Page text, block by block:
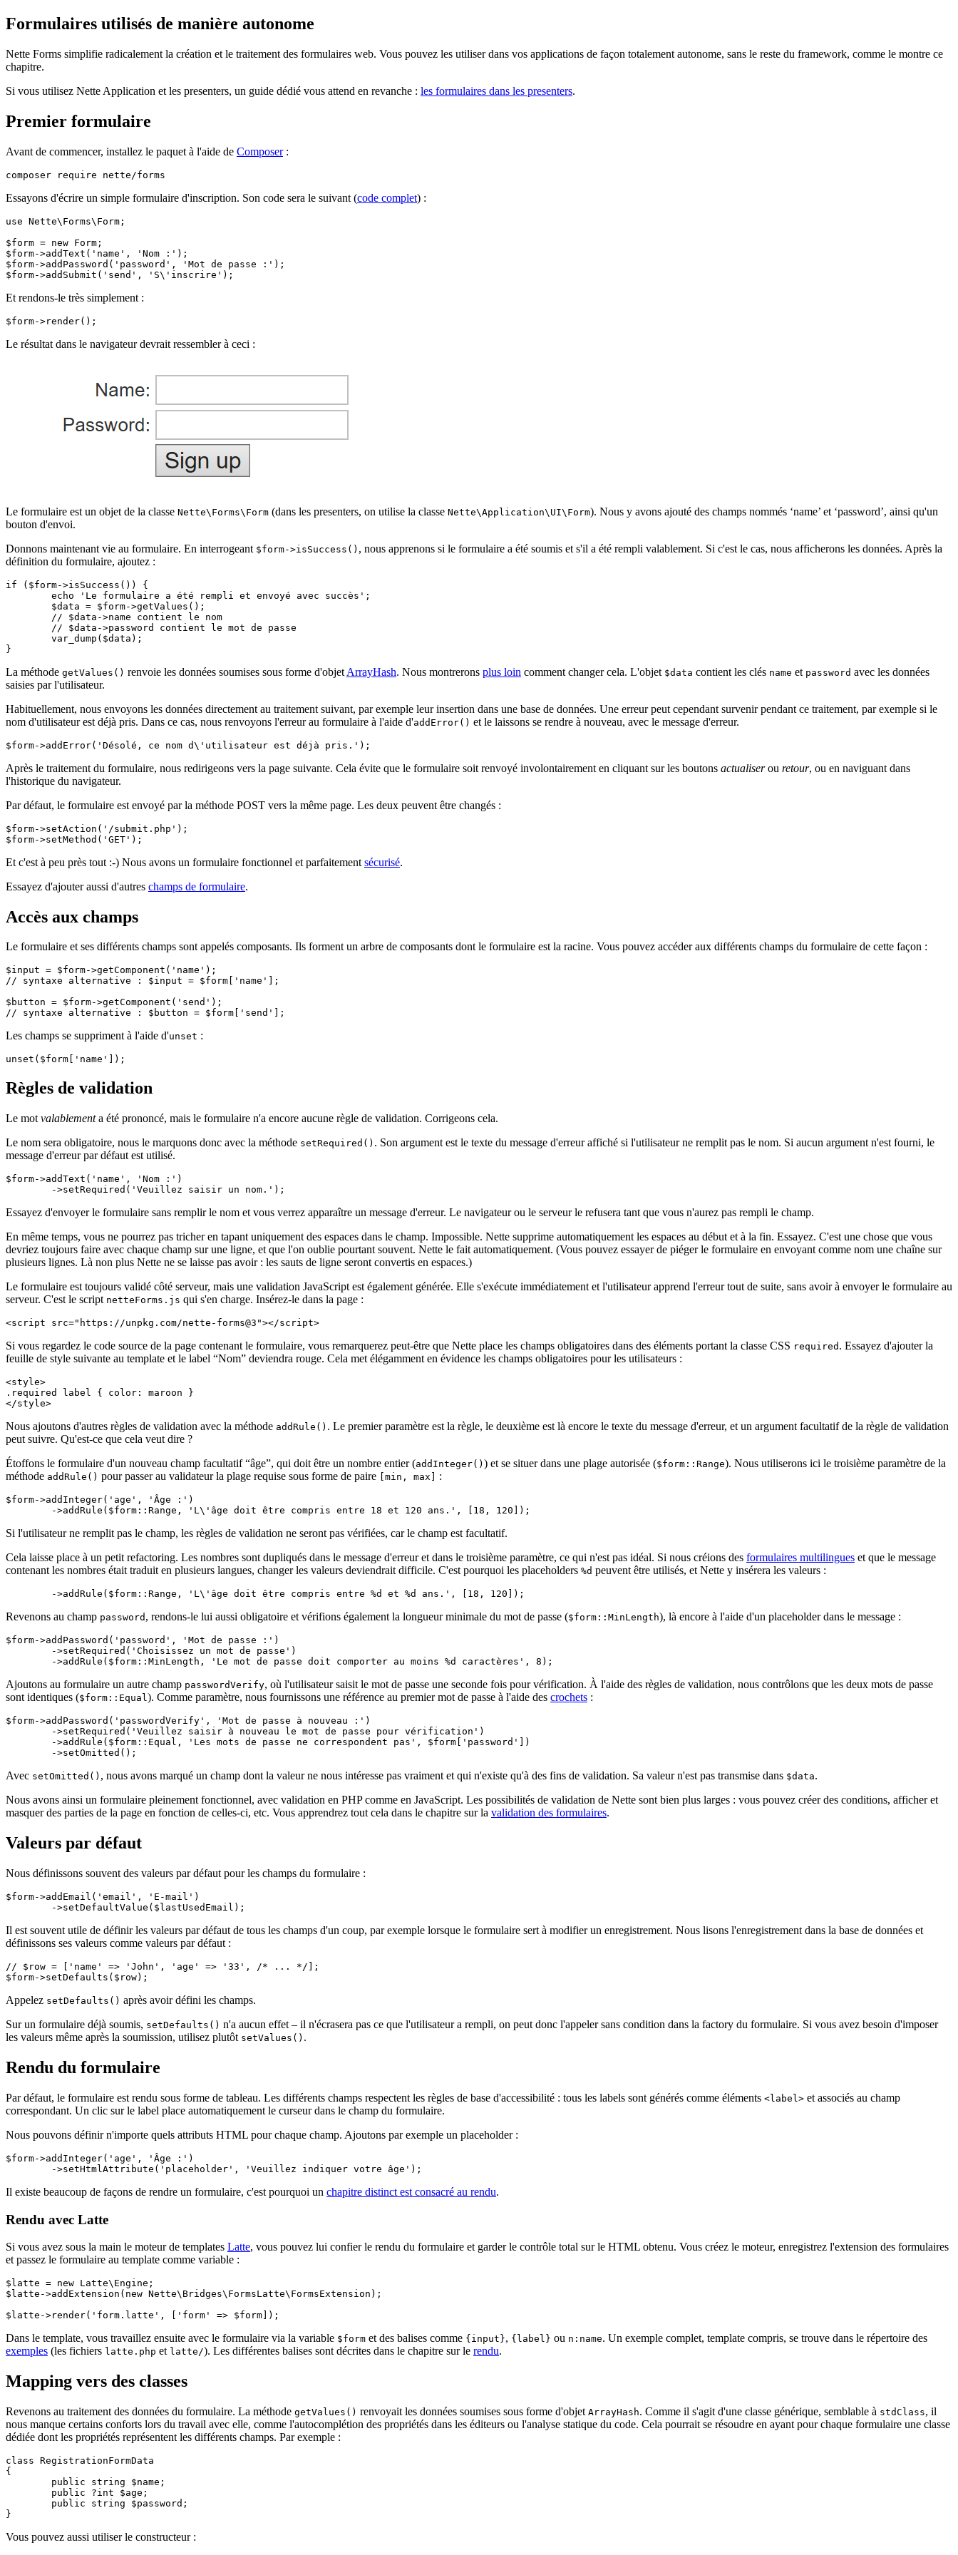
Formulaires utilisés de manière autonome
Nette Forms simplifie radicalement la création et le traitement des formulaires web. Vous pouvez les utiliser dans vos applications de façon totalement autonome, sans le reste du framework, comme le montre ce
chapitre.
Si vous utilisez Nette Application et les presenters, un guide dédié vous attend en revanche : les formulaires dans les presenters.
Premier formulaire
Avant de commencer, installez le paquet à l'aide de Composer:
Essayons d'écrire un simple formulaire d'inscription. Son code sera le suivant (code complet) :
use Nette\Forms\Form;
$form = new Form;
$form->addText('name', 'Nom :');
$form->addPassword('password', 'Mot de passe :');
Et rendons-le très simplement :
Le résultat dans le navigateur devrait ressembler à ceci :
Le formulaire est un objet de la classe Nette\Forms\Form (dans les presenters, on utilise la classe Nette\Application\UI\Form). Nous y avons ajouté des champs nommés ‘name’ et ‘password’, ainsi qu'un
bouton d'envoi.
Donnons maintenant vie au formulaire. En interrogeant $form->isSuccess() , nous apprenons si le formulaire a été soumis et s'il a été rempli valablement. Si c'est le cas, nous afficherons les données. Après la
définition du formulaire, ajoutez :
if ($form->isSuccess()) {
La méthode getValues() renvoie les données soumises sous forme d'objet ArrayHash. Nous montrerons plus loin comment changer cela. L'objet $data contient les clés name et password avec les données
saisies par l'utilisateur.
Habituellement, nous envoyons les données directement au traitement suivant, par exemple leur insertion dans une base de données. Une erreur peut cependant survenir pendant ce traitement, par exemple si le
nom d'utilisateur est déjà pris. Dans ce cas, nous renvoyons l'erreur au formulaire à l'aide d'addError() et le laissons se rendre à nouveau, avec le message d'erreur.
Après le traitement du formulaire, nous redirigeons vers la page suivante. Cela évite que le formulaire soit renvoyé involontairement en cliquant sur les boutons actualiserou retour, ou en naviguant dans
l'historique du navigateur.
Par défaut, le formulaire est envoyé par la méthode POST vers la même page. Les deux peuvent être changés :
$form->setAction('/submit.php');
Et c'est à peu près tout :-) Nous avons un formulaire fonctionnel et parfaitement sécurisé.
Essayez d'ajouter aussi d'autres champs de formulaire.
Accès aux champs
Le formulaire et ses différents champs sont appelés composants. Ils forment un arbre de composants dont le formulaire est la racine. Vous pouvez accéder aux différents champs du formulaire de cette façon :
$input = $form->getComponent('name');
// syntaxe alternative : $input = $form['name'];
$button = $form->getComponent('send');
Les champs se suppriment à l'aide d'unset :
Règles de validation
Le mot valablementa été prononcé, mais le formulaire n'a encore aucune règle de validation. Corrigeons cela.
Le nom sera obligatoire, nous le marquons donc avec la méthode setRequired() . Son argument est le texte du message d'erreur affiché si l'utilisateur ne remplit pas le nom. Si aucun argument n'est fourni, le
message d'erreur par défaut est utilisé.
$form->addText('name', 'Nom :')
Essayez d'envoyer le formulaire sans remplir le nom et vous verrez apparaître un message d'erreur. Le navigateur ou le serveur le refusera tant que vous n'aurez pas rempli le champ.
En même temps, vous ne pourrez pas tricher en tapant uniquement des espaces dans le champ. Impossible. Nette supprime automatiquement les espaces au début et à la fin. Essayez. C'est une chose que vous
devriez toujours faire avec chaque champ sur une ligne, et que l'on oublie pourtant souvent. Nette le fait automatiquement. (Vous pouvez essayer de piéger le formulaire en envoyant comme nom une chaîne sur
plusieurs lignes. Là non plus Nette ne se laisse pas avoir : les sauts de ligne seront convertis en espaces.)
Le formulaire est toujours validé côté serveur, mais une validation JavaScript est également générée. Elle s'exécute immédiatement et l'utilisateur apprend l'erreur tout de suite, sans avoir à envoyer le formulaire au
serveur. C'est le script netteForms.js qui s'en charge. Insérez-le dans la page :
Si vous regardez le code source de la page contenant le formulaire, vous remarquerez peut-être que Nette place les champs obligatoires dans des éléments portant la classe CSS required . Essayez d'ajouter la
feuille de style suivante au template et le label “Nom” deviendra rouge. Cela met élégamment en évidence les champs obligatoires pour les utilisateurs :
<style>
.required label { color: maroon }
Nous ajoutons d'autres règles de validation avec la méthode addRule() . Le premier paramètre est la règle, le deuxième est là encore le texte du message d'erreur, et un argument facultatif de la règle de validation
peut suivre. Qu'est-ce que cela veut dire ?
Étoffons le formulaire d'un nouveau champ facultatif “âge”, qui doit être un nombre entier (addInteger() ) et se situer dans une plage autorisée ($form::Range). Nous utiliserons ici le troisième paramètre de la
méthode addRule() pour passer au validateur la plage requise sous forme de paire [min, max] :
$form->addInteger('age', 'Âge :')
Si l'utilisateur ne remplit pas le champ, les règles de validation ne seront pas vérifiées, car le champ est facultatif.
Cela laisse place à un petit refactoring. Les nombres sont dupliqués dans le message d'erreur et dans le troisième paramètre, ce qui n'est pas idéal. Si nous créions des formulaires multilingues et que le message
contenant les nombres était traduit en plusieurs langues, changer les valeurs deviendrait difficile. C'est pourquoi les placeholders %d peuvent être utilisés, et Nette y insérera les valeurs :
Revenons au champ password , rendons-le lui aussi obligatoire et vérifions également la longueur minimale du mot de passe ($form::MinLength), là encore à l'aide d'un placeholder dans le message :
$form->addPassword('password', 'Mot de passe :')
Ajoutons au formulaire un autre champ passwordVerify, où l'utilisateur saisit le mot de passe une seconde fois pour vérification. À l'aide des règles de validation, nous contrôlons que les deux mots de passe
sont identiques ($form::Equal). Comme paramètre, nous fournissons une référence au premier mot de passe à l'aide des crochets :
$form->addPassword('passwordVerify', 'Mot de passe à nouveau :')
Avec setOmitted() , nous avons marqué un champ dont la valeur ne nous intéresse pas vraiment et qui n'existe qu'à des fins de validation. Sa valeur n'est pas transmise dans $data.
Nous avons ainsi un formulaire pleinement fonctionnel, avec validation en PHP comme en JavaScript. Les possibilités de validation de Nette sont bien plus larges : vous pouvez créer des conditions, afficher et
masquer des parties de la page en fonction de celles-ci, etc. Vous apprendrez tout cela dans le chapitre sur la validation des formulaires.
Valeurs par défaut
Nous définissons souvent des valeurs par défaut pour les champs du formulaire :
$form->addEmail('email', 'E-mail')
Il est souvent utile de définir les valeurs par défaut de tous les champs d'un coup, par exemple lorsque le formulaire sert à modifier un enregistrement. Nous lisons l'enregistrement dans la base de données et
définissons ses valeurs comme valeurs par défaut :
// $row = ['name' => 'John', 'age' => '33', /* ... */];
Appelez setDefaults() après avoir défini les champs.
Sur un formulaire déjà soumis, setDefaults() n'a aucun effet – il n'écrasera pas ce que l'utilisateur a rempli, on peut donc l'appeler sans condition dans la factory du formulaire. Si vous avez besoin d'imposer
les valeurs même après la soumission, utilisez plutôt setValues() .
Rendu du formulaire
Par défaut, le formulaire est rendu sous forme de tableau. Les différents champs respectent les règles de base d'accessibilité : tous les labels sont générés comme éléments <label> et associés au champ
correspondant. Un clic sur le label place automatiquement le curseur dans le champ du formulaire.
Nous pouvons définir n'importe quels attributs HTML pour chaque champ. Ajoutons par exemple un placeholder :
$form->addInteger('age', 'Âge :')
Il existe beaucoup de façons de rendre un formulaire, c'est pourquoi un chapitre distinct est consacré au rendu.
Rendu avec Latte
Si vous avez sous la main le moteur de templates Latte, vous pouvez lui confier le rendu du formulaire et garder le contrôle total sur le HTML obtenu. Vous créez le moteur, enregistrez l'extension des formulaires
et passez le formulaire au template comme variable :
$latte = new Latte\Engine;
$latte->addExtension(new Nette\Bridges\FormsLatte\FormsExtension);
Dans le template, vous travaillez ensuite avec le formulaire via la variable $form et des balises comme {input}, {label} ou n:name. Un exemple complet, template compris, se trouve dans le répertoire des
exemples (les fichiers latte.php et latte/). Les différentes balises sont décrites dans le chapitre sur le rendu.
Mapping vers des classes
Revenons au traitement des données du formulaire. La méthode getValues() renvoyait les données soumises sous forme d'objet ArrayHash. Comme il s'agit d'une classe générique, semblable à stdClass, il
nous manque certains conforts lors du travail avec elle, comme l'autocomplétion des propriétés dans les éditeurs ou l'analyse statique du code. Cela pourrait se résoudre en ayant pour chaque formulaire une classe
dédiée dont les propriétés représentent les différents champs. Par exemple :
class RegistrationFormData
{
Vous pouvez aussi utiliser le constructeur :